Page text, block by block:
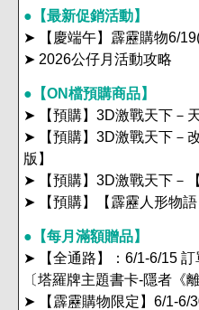
●【最新促銷活動】
➤ 【慶端午】霹靂購物6/
➤ 2026公仔月活動攻略
●【ON檔預購商品】
➤ 【預購】3D激戰天下－
➤ 【預購】3D激戰天下－
版】
➤ 【預購】3D激戰天下－
➤ 【預購】【霹靂人形物語
●【每月滿額贈品】
➤ 【全通路】：6/1-6/15
〔塔羅牌主題書卡-隱者《
➤ 【霹靂購物限定】6/1-6/